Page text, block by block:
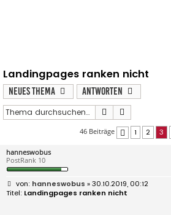
Landingpages ranken nicht
Neues Thema
Antworten
Suche
46 Beiträge Vorherige
1 2 3
hanneswobus
PostRank 10
B
e
i
hanneswobus » 30.10.2019, 00:12
Landingpages ranken nicht